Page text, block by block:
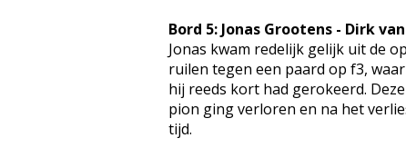
Bord 5: Jonas Grootens - Dirk
Jonas kwam redelijk gelijk uit de
ruilen tegen een paard op f3,
hij reeds kort had gerokeerd.
pion ging verloren en na het
tijd.